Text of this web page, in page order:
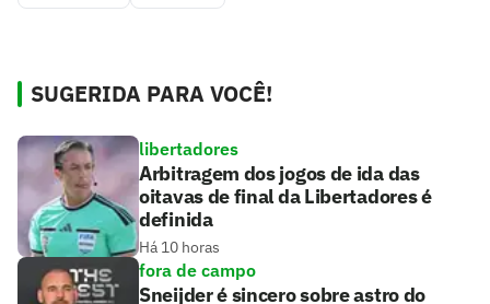
SUGERIDA PARA VOCÊ!
libertadores
Arbitragem dos jogos de ida das
oitavas de final da Libertadores é
definida
Há 10 horas
fora de campo
Sneijder é sincero sobre astro do